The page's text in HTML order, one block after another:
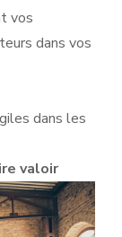
vos
dans vos
dans les
valoir